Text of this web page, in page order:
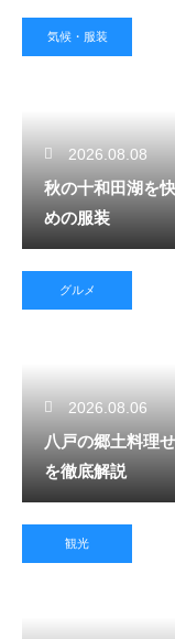
気候・服装
2026.08.08
秋の十和田湖を
めの服装
グルメ
2026.08.06
八戸の郷土料理
を徹底解説
観光